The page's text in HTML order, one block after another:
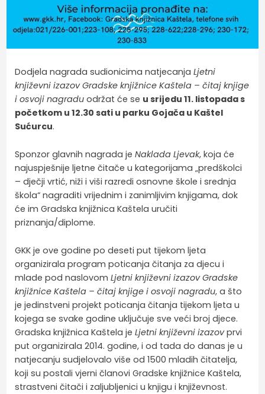
Dodjela nagrada sudionicima natjecanjaLjetni
književni izazov Gradske knjižnice Kaštela – čitaj knjige
i osvoji nagraduodržat će se u srijedu 11. listopada s
početkom u 12.30 sati u parku Gojača u Kaštel
Sućurcu.
Sponzor glavnih nagrada jeNaklada Ljevak, koja će
najuspješnije ljetne čitače u kategorijama „predškolci
– dječji vrtić, niži i viši razredi osnovne škole i srednja
škola“ nagraditi vrijednim i zanimljivim knjigama, dok
će im Gradska knjižnica Kaštela uručiti
priznanja/diplome.
GKK je ove godine po deseti put tijekom ljeta
organizirala program poticanja čitanja za djecu i
mlade pod naslovomLjetni književni izazov Gradske
knjižnice Kaštela – čitaj knjige i osvoji nagradu, a što
je jedinstveni projekt poticanja čitanja tijekom ljeta u
kojega se svake godine uključuje sve veći broj djece.
Gradska knjižnica Kaštela jeLjetni književni izazovprvi
put organizirala 2014. godine, i od tada do danas je u
natjecanju sudjelovalo više od 1500 mladih čitatelja,
koji su postali vjerni članovi Gradske knjižnice Kaštela,
strastveni čitači i zaljubljenici u knjigu i književnost.